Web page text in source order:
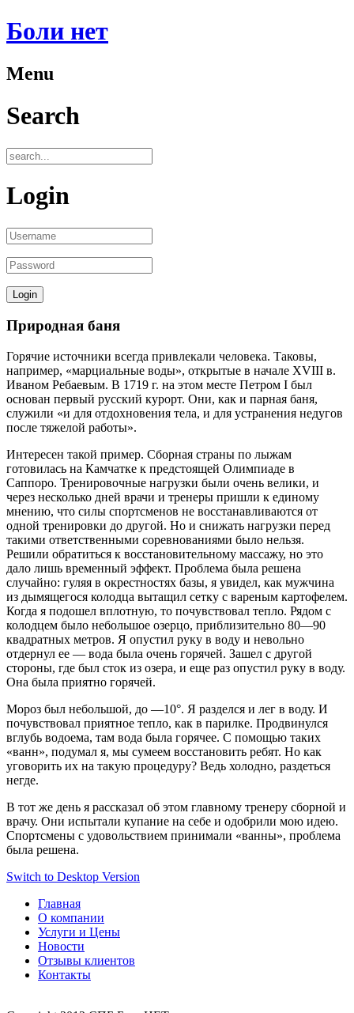
Боли нет
Menu
Search
Login
Природная баня
Горячие источники всегда привлекали человека. Таковы,
например, «марциальные воды», открытые в начале XVIII в.
Иваном Ребаевым. В 1719 г. на этом месте Петром I был
основан первый русский курорт. Они, как и парная баня,
служили «и для отдохновения тела, и для устранения недугов
после тяжелой работы».
Интересен такой пример. Сборная страны по лыжам
готовилась на Камчатке к предстоящей Олимпиаде в
Саппоро. Тренировочные нагрузки были очень велики, и
через несколько дней врачи и тренеры пришли к единому
мнению, что силы спортсменов не восстанавливаются от
одной тренировки до другой. Но и снижать нагрузки перед
такими ответственными соревнованиями было нельзя.
Решили обратиться к восстановительному массажу, но это
дало лишь временный эффект. Проблема была решена
случайно: гуляя в окрестностях базы, я увидел, как мужчина
из дымящегося колодца вытащил сетку с вареным картофелем.
Когда я подошел вплотную, то почувствовал тепло. Рядом с
колодцем было небольшое озерцо, приблизительно 80—90
квадратных метров. Я опустил руку в воду и невольно
отдернул ее — вода была очень горячей. Зашел с другой
стороны, где был сток из озера, и еще раз опустил руку в воду.
Она была приятно горячей.
Мороз был небольшой, до —10°. Я разделся и лег в воду. И
почувствовал приятное тепло, как в парилке. Продвинулся
вглубь водоема, там вода была горячее. С помощью таких
«ванн», подумал я, мы сумеем восстановить ребят. Но как
уговорить их на такую процедуру? Ведь холодно, раздеться
негде.
В тот же день я рассказал об этом главному тренеру сборной и
врачу. Они испытали купание на себе и одобрили мою идею.
Спортсмены с удовольствием принимали «ванны», проблема
была решена.
Switch to Desktop Version
Главная
О компании
Услуги и Цены
Новости
Отзывы клиентов
Контакты